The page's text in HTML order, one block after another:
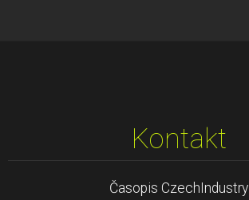
Kontakt
Časopis CzechIndustry